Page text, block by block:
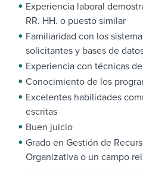
Experiencia laboral
RR. HH. o puesto similar
Familiaridad con los
solicitantes y bases de
Experiencia con técnicas
Conocimiento de los
Excelentes habilidades
escritas
Buen juicio
Grado en Gestión de
Organizativa o un campo